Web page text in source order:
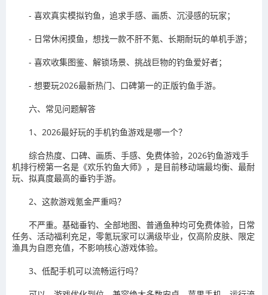
- 喜欢真实模拟钓鱼，追求手感、画质、沉浸感的玩家；
- 日常休闲摸鱼，想找一款不肝不氪、长期耐玩的单机手游；
- 喜欢收集图鉴、解锁场景、挑战巨物的钓鱼爱好者；
- 想要玩2026最新热门、口碑第一的正版钓鱼手游。
六、常见问题解答
1、2026最好玩的手机钓鱼游戏是哪一个？
综合热度、口碑、画质、手感、免费体验，2026钓鱼游戏手
机排行榜第一名是《欢乐钓鱼大师》，是目前移动端最均衡、最耐
玩、拟真度最高的垂钓手游。
2、这款游戏氪金严重吗？
不严重。基础垂钓、全部地图、普通鱼种均可免费体验，日常
任务、活动福利充足，零氪玩家可以满级毕业，仅高阶皮肤、限定
渔具为自愿充值，不影响核心游戏体验。
3、低配手机可以流畅运行吗？